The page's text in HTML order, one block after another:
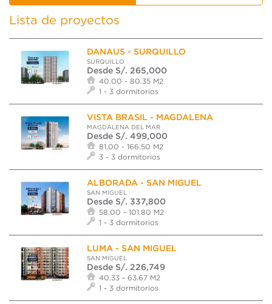
Lista de proyectos
DANAUS - SURQUILLO
SURQUILLO
Desde S/. 265,000
40.00 - 80.35 M2
1 - 3 dormitorios
VISTA BRASIL - MAGDALENA
MAGDALENA DEL MAR
Desde S/. 499,000
81.00 - 166.50 M2
3 - 3 dormitorios
ALBORADA - SAN MIGUEL
SAN MIGUEL
Desde S/. 337,800
58.00 - 101.80 M2
1 - 3 dormitorios
LUMA - SAN MIGUEL
SAN MIGUEL
Desde S/. 226,749
40.33 - 63.67 M2
1 - 3 dormitorios